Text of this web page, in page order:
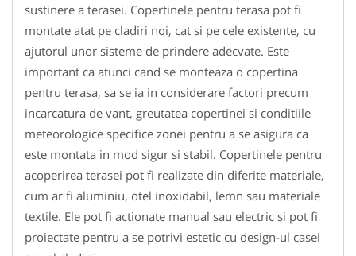
sustinere a terasei. Copertinele pentru terasa pot fi
montate atat pe cladiri noi, cat si pe cele existente, cu
ajutorul unor sisteme de prindere adecvate. Este
important ca atunci cand se monteaza o copertina
pentru terasa, sa se ia in considerare factori precum
incarcatura de vant, greutatea copertinei si conditiile
meteorologice specifice zonei pentru a se asigura ca
este montata in mod sigur si stabil. Copertinele pentru
acoperirea terasei pot fi realizate din diferite materiale,
cum ar fi aluminiu, otel inoxidabil, lemn sau materiale
textile. Ele pot fi actionate manual sau electric si pot fi
proiectate pentru a se potrivi estetic cu design-ul casei